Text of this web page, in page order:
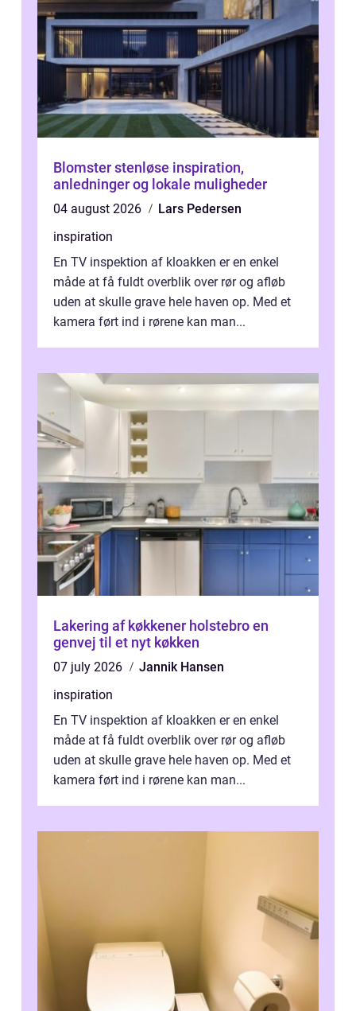
Blomster stenløse inspiration,
anledninger og lokale muligheder
04 august 2026
Lars Pedersen
inspiration
En TV inspektion af kloakken er en enkel
måde at få fuldt overblik over rør og afløb
uden at skulle grave hele haven op. Med et
kamera ført ind i rørene kan man...
Lakering af køkkener holstebro en
genvej til et nyt køkken
07 july 2026
Jannik Hansen
inspiration
En TV inspektion af kloakken er en enkel
måde at få fuldt overblik over rør og afløb
uden at skulle grave hele haven op. Med et
kamera ført ind i rørene kan man...